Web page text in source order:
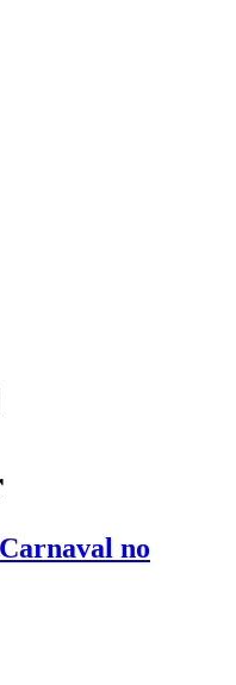
no